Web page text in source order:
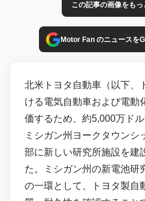
この記事の画像をもっ
Motor Fan のニュースを
北米トヨタ自動車（以下、
ける電気自動車および電動
価するため、約5,000万ド
ミシガン州ヨークタウンシ
部に新しい研究所施設を建
た。ミシガン州の新電池研
の一環として、トヨタ製自